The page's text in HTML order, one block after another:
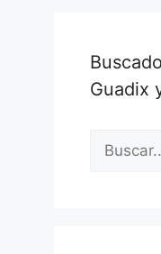
Guadix
Buscar: